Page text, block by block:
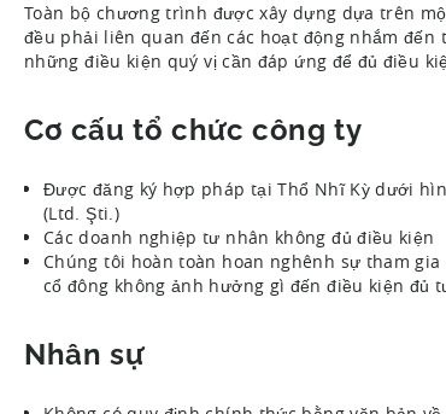
Toàn bộ chương trình được xây dựng dựa trên
đều phải liên quan đến các hoạt động nhắm
những điều kiện quý vị cần đáp ứng để đủ điều
Cơ cấu tổ chức công ty
Được đăng ký hợp pháp tại Thổ Nhĩ Kỳ dưới
(Ltd. Şti.)
Các doanh nghiệp tư nhân không đủ điều kiện
Chúng tôi hoàn toàn hoan nghênh sự tham
cổ đông không ảnh hưởng gì đến điều kiện đủ
Nhân sự